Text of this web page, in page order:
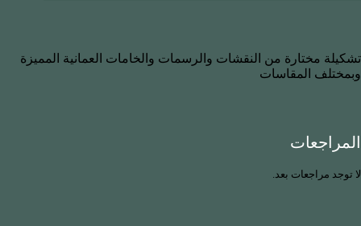
تشكيلة مختارة من النقشات والرسمات والخامات العمانية المميزة
وبمختلف المقاسات
المراجعات
لا توجد مراجعات بعد.